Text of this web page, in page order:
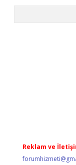
Reklam ve